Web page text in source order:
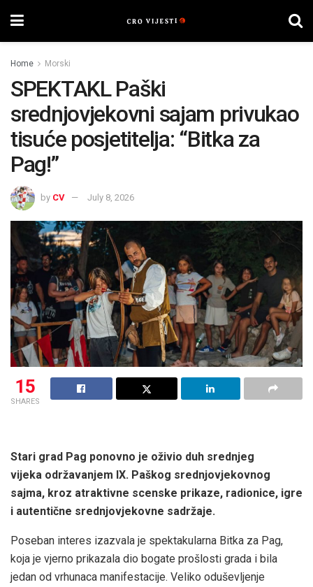
Home Morski
SPEKTAKL Paški
srednjovjekovni sajam privukao
tisuće posjetitelja: “Bitka za
Pag!”
by CV July 8, 2026
15
SHARES
Stari grad Pag ponovno je oživio duh srednjeg
vijeka održavanjem IX. Paškog srednjovjekovnog
sajma, kroz atraktivne scenske prikaze, radionice, igre
i autentične srednjovjekovne sadržaje.
Poseban interes izazvala je spektakularna Bitka za Pag,
koja je vjerno prikazala dio bogate prošlosti grada i bila
jedan od vrhunaca manifestacije. Veliko oduševljenje